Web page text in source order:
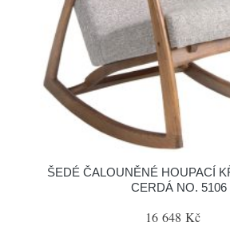
ŠEDÉ ČALOUNĚNÉ HOUPACÍ
CERDÁ NO. 5106
16 648 Kč